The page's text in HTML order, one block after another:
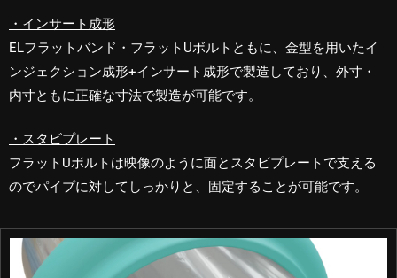
・インサート成形
ELフラットバンド・フラットUボルトともに、金型を用いたイ
ンジェクション成形+インサート成形で製造しており、外寸・
内寸ともに正確な寸法で製造が可能です。
・スタビプレート
フラットUボルトは映像のように面とスタビプレートで支える
のでパイプに対してしっかりと、固定することが可能です。